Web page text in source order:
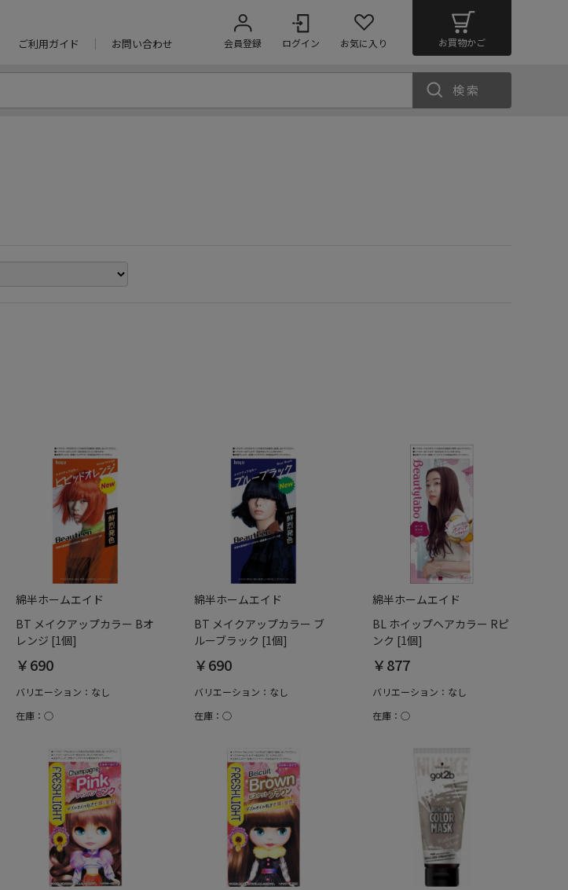
ご利用ガイド お問い合わせ 会員登録 ログイン お気に入り お買物かご
検索
綿半ホームエイド
BT メイクアップカラー Bオ
レンジ [1個]
￥690
バリエーション：なし
在庫：○
綿半ホームエイド
BT メイクアップカラー ブ
ルーブラック [1個]
￥690
バリエーション：なし
在庫：○
綿半ホームエイド
BL ホイップヘアカラー Rピ
ンク [1個]
￥877
バリエーション：なし
在庫：○